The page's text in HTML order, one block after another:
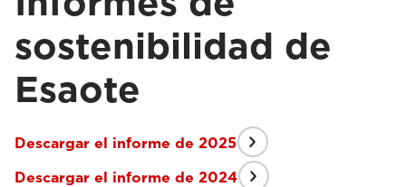
sostenibilidad de
Esaote
Descargar el informe de 2025
Descargar el informe de 2024